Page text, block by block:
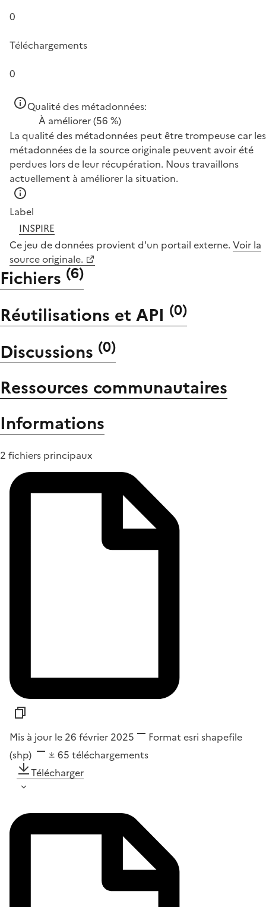
0
Téléchargements
0
Qualité des métadonnées:
À améliorer(56 %)
La qualité des métadonnées peut être trompeuse car les
métadonnées de la source originale peuvent avoir été
perdues lors de leur récupération. Nous travaillons
actuellement à améliorer la situation.
Label
INSPIRE
Ce jeu de données provient d'un portail externe. Voir la
source originale.
Fichiers (6)
Réutilisations et API (0)
Discussions (0)
Ressources communautaires
Informations
2 fichiers principaux
Mis à jour le 26 février 2025 Format esri shapefile
(shp)
65 téléchargements
Télécharger